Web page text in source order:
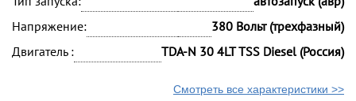
Напряжение:
380 Вольт (трехфазный)
Двигатель :
TDA-N 30 4LT TSS Diesel (Россия)
Смотреть все характеристики >>